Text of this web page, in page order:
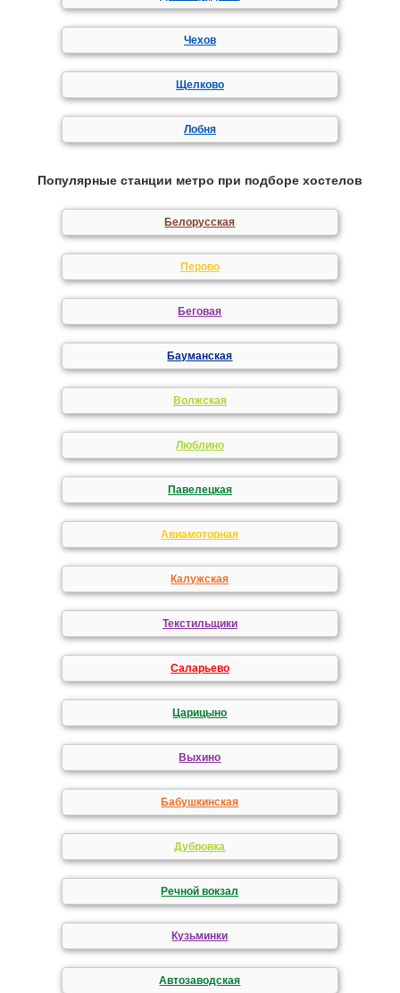
Чехов
Щелково
Лобня
Популярные станции метро при подборе хостелов
Белорусская
Перово
Беговая
Бауманская
Волжская
Люблино
Павелецкая
Авиамоторная
Калужская
Текстильщики
Саларьево
Царицыно
Выхино
Бабушкинская
Дубровка
Речной вокзал
Кузьминки
Автозаводская